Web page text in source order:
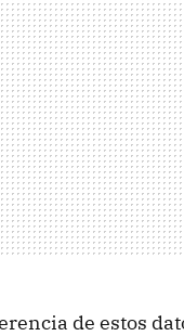
de estos